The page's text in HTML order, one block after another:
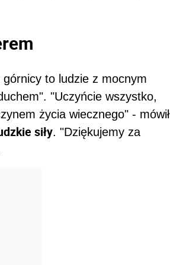
górnicy to ludzie z mocnym
"Uczyńcie wszystko,
życia wiecznego" - mówił
siły. "Dziękujemy za